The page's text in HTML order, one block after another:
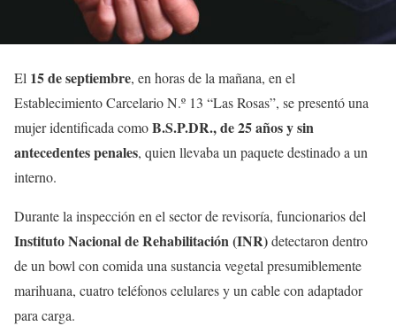
El 15 de septiembre, en horas de la mañana, en el
Establecimiento Carcelario N.º 13 “Las Rosas”, se presentó una
mujer identificada comoB.S.P.DR., de 25 años y sin
antecedentes penales, quien llevaba un paquete destinado a un
interno.
Durante la inspección en el sector de revisoría, funcionarios del
Instituto Nacional de Rehabilitación (INR)detectaron dentro
de un bowl con comida una sustancia vegetal presumiblemente
marihuana, cuatro teléfonos celulares y un cable con adaptador
para carga.